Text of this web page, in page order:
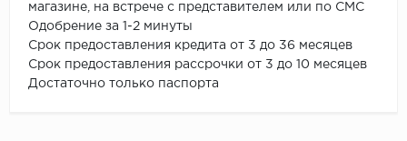
магазине, на встрече с представителем или по СМС
Одобрение за 1-2 минуты
Срок предоставления кредита от 3 до 36 месяцев
Срок предоставления рассрочки от 3 до 10 месяцев
Достаточно только паспорта